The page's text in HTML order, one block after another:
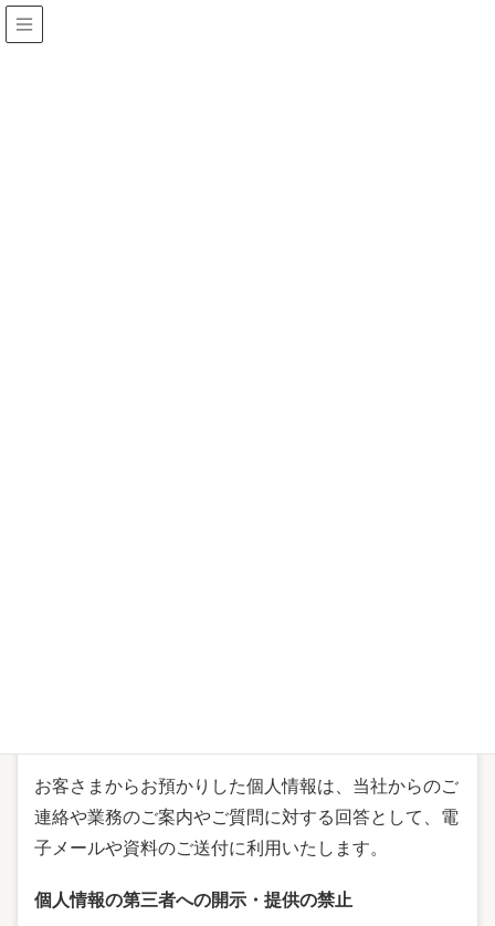
お客さまからお預かりした個人情報は、当社からのご
連絡や業務のご案内やご質問に対する回答として、電
子メールや資料のご送付に利用いたします。
個人情報の第三者への開示・提供の禁止